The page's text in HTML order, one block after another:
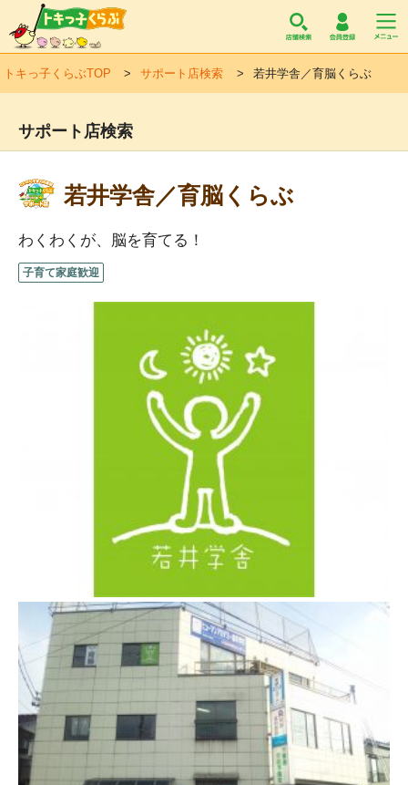
トキっ子くらぶTOP サポート店検索 若井学舎／育脳くらぶ
サポート店検索
若井学舎／育脳くらぶ
わくわくが、脳を育てる！
子育て家庭歓迎